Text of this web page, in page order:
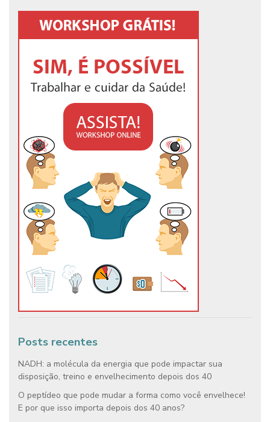
Posts recentes
NADH: a molécula da energia que pode impactar sua
disposição, treino e envelhecimento depois dos 40
O peptídeo que pode mudar a forma como você envelhece!
E por que isso importa depois dos 40 anos?